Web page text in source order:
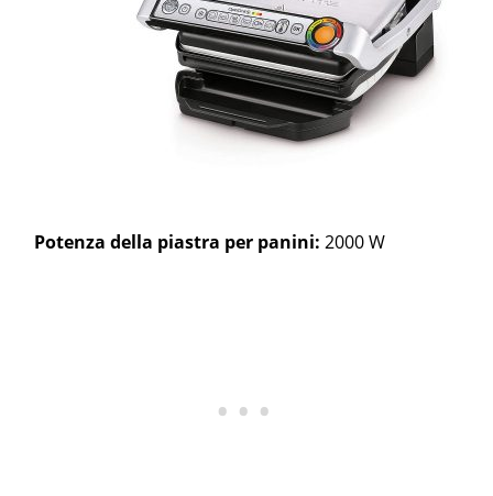
Potenza della piastra per panini:2000 W